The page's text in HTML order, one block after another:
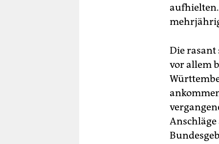
Die rasant
vor allem